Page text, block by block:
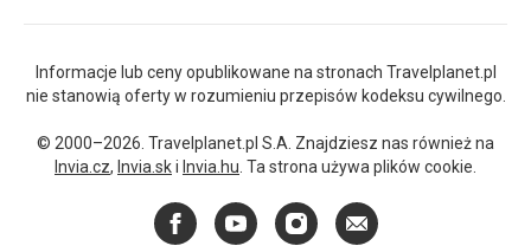
Informacje lub ceny opublikowane na stronach Travelplanet.pl
nie stanowią oferty w rozumieniu przepisów kodeksu cywilnego.
© 2000–2026. Travelplanet.pl S.A. Znajdziesz nas również na
Invia.cz, Invia.ski Invia.hu . Ta strona używa plików cookie.
FacebookYouTubeInstagram
E-